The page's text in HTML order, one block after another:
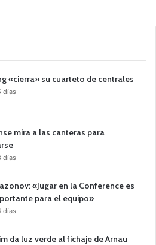
«cierra» su cuarteto de centrales
días
mira a las canteras para
días
«Jugar en la Conference es
para el equipo»
días
da luz verde al fichaje de Arnau